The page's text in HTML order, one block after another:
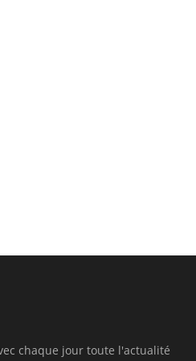
chaque jour toute l'actualité